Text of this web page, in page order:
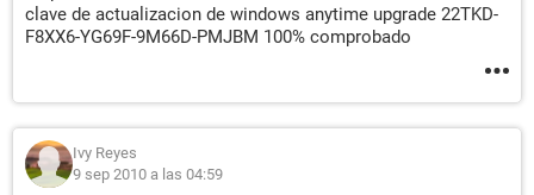
clave de actualizacion de windows anytime upgrade 22TKD-
F8XX6-YG69F-9M66D-PMJBM 100% comprobado
Ivy Reyes
9 sep 2010 a las 04:59